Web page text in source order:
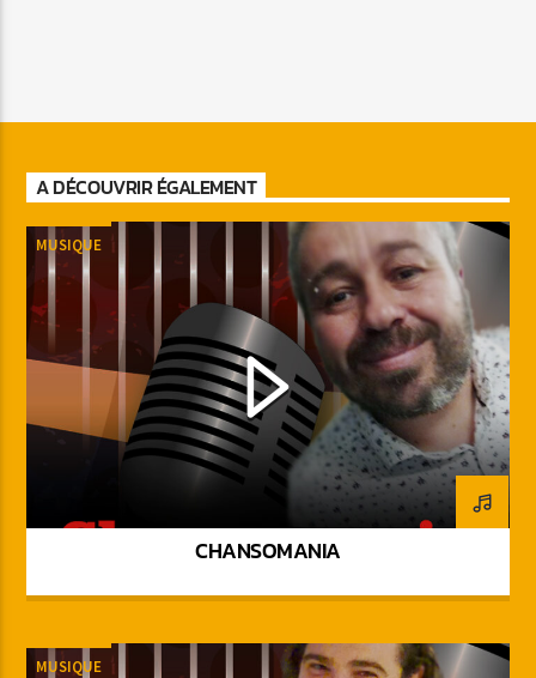
A DÉCOUVRIR ÉGALEMENT
MUSIQUE
CHANSOMANIA
MUSIQUE